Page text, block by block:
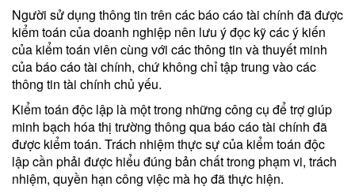
Người sử dụng thông tin trên các báo cáo tài chính đã được
kiểm toán của doanh nghiệp nên lưu ý đọc kỹ các ý kiến
của kiểm toán viên cùng với các thông tin và thuyết minh
của báo cáo tài chính, chứ không chỉ tập trung vào các
thông tin tài chính chủ yếu.
Kiểm toán độc lập là một trong những công cụ để trợ giúp
minh bạch hóa thị trường thông qua báo cáo tài chính đã
được kiểm toán. Trách nhiệm thực sự của kiểm toán độc
lập cần phải được hiểu đúng bản chất trong phạm vi, trách
nhiệm, quyền hạn công việc mà họ đã thực hiện.